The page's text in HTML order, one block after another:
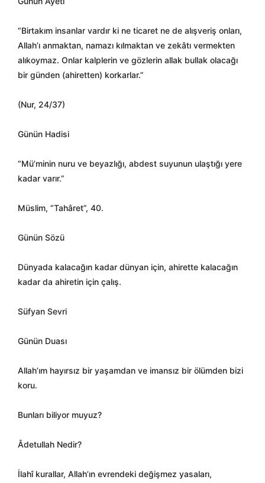
“Birtakım insanlar vardır ki ne ticaret ne de alışveriş onları,
Allah’ı anmaktan, namazı kılmaktan ve zekâtı vermekten
alıkoymaz. Onlar kalplerin ve gözlerin allak bullak olacağı
bir günden (ahiretten) korkarlar.”
(Nur, 24/37)
Günün Hadisi
“Mü’minin nuru ve beyazlığı, abdest suyunun ulaştığı yere
kadar varır.”
Müslim, “Tahâret”, 40.
Günün Sözü
Dünyada kalacağın kadar dünyan için, ahirette kalacağın
kadar da ahiretin için çalış.
Süfyan Sevri
Günün Duası
Allah’ım hayırsız bir yaşamdan ve imansız bir ölümden bizi
koru.
Bunları biliyor muyuz?
Âdetullah Nedir?
İlahî kurallar, Allah’ın evrendeki değişmez yasaları,